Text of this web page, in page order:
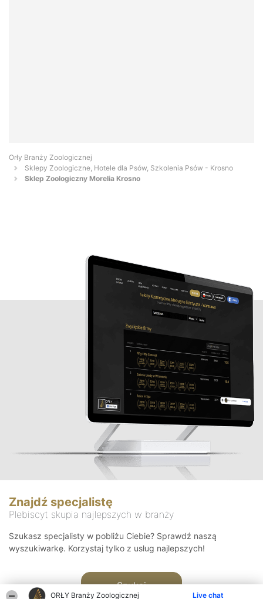
ORŁY Branży Zoologicznej Live chat
Orły Branży Zoologicznej
Sklepy Zoologiczne, Hotele dla Psów, Szkolenia Psów - Krosno
Sklep Zoologiczny Morelia Krosno
Znajdź specjalistę
Plebiscyt skupia najlepszych w branży
Szukasz specjalisty w pobliżu Ciebie? Sprawdź naszą
wyszukiwarkę. Korzystaj tylko z usług najlepszych!
Szukaj